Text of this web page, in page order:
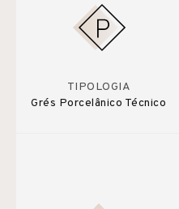
TIPOLOGIA
Grés Porcelânico Técnico